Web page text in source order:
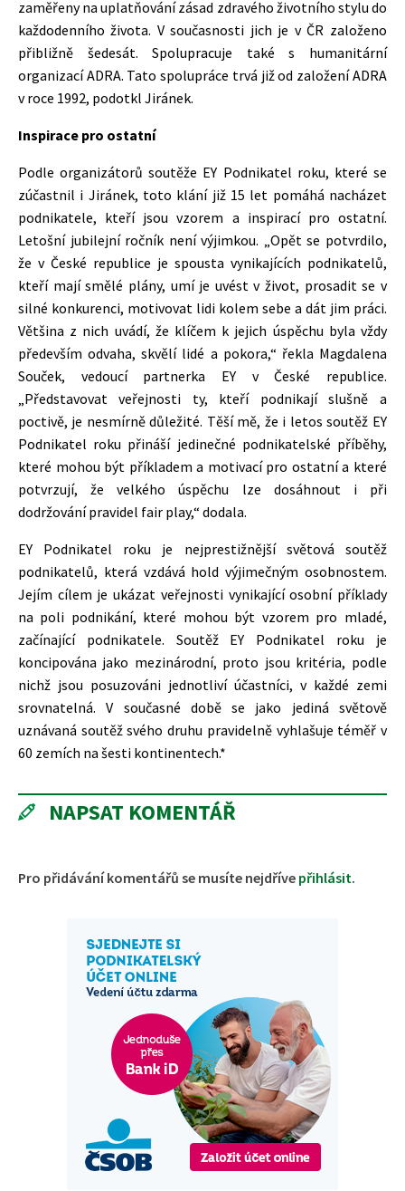
zaměřeny na uplatňování zásad zdravého životního stylu do
každodenního života. V současnosti jich je v ČR založeno
přibližně šedesát. Spolupracuje také s humanitární
organizací ADRA. Tato spolupráce trvá již od založení ADRA
v roce 1992, podotkl Jiránek.
Inspirace pro ostatní
Podle organizátorů soutěže EY Podnikatel roku, které se
zúčastnil i Jiránek, toto klání již 15 let pomáhá nacházet
podnikatele, kteří jsou vzorem a inspirací pro ostatní.
Letošní jubilejní ročník není výjimkou. „Opět se potvrdilo,
že v České republice je spousta vynikajících podnikatelů,
kteří mají smělé plány, umí je uvést v život, prosadit se v
silné konkurenci, motivovat lidi kolem sebe a dát jim práci.
Většina z nich uvádí, že klíčem k jejich úspěchu byla vždy
především odvaha, skvělí lidé a pokora,“ řekla Magdalena
Souček, vedoucí partnerka EY v České republice.
„Představovat veřejnosti ty, kteří podnikají slušně a
poctivě, je nesmírně důležité. Těší mě, že i letos soutěž EY
Podnikatel roku přináší jedinečné podnikatelské příběhy,
které mohou být příkladem a motivací pro ostatní a které
potvrzují, že velkého úspěchu lze dosáhnout i při
dodržování pravidel fair play,“ dodala.
EY Podnikatel roku je nejprestižnější světová soutěž
podnikatelů, která vzdává hold výjimečným osobnostem.
Jejím cílem je ukázat veřejnosti vynikající osobní příklady
na poli podnikání, které mohou být vzorem pro mladé,
začínající podnikatele. Soutěž EY Podnikatel roku je
koncipována jako mezinárodní, proto jsou kritéria, podle
nichž jsou posuzováni jednotliví účastníci, v každé zemi
srovnatelná. V současné době se jako jediná světově
uznávaná soutěž svého druhu pravidelně vyhlašuje téměř v
60 zemích na šesti kontinentech.*
NAPSAT KOMENTÁŘ
Pro přidávání komentářů se musíte nejdříve přihlásit.